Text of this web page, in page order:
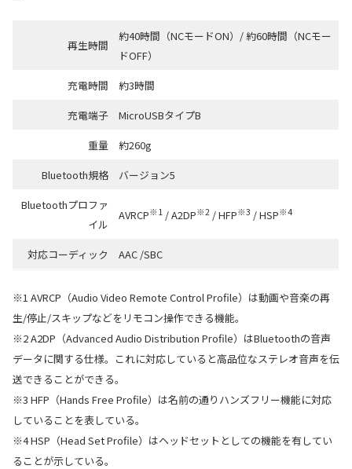
再生時間
約40時間（NCモードON）/ 約60時間（NCモー
ドOFF）
充電時間
約3時間
充電端子
MicroUSBタイプB
重量
約260g
Bluetooth規格
バージョン5
Bluetoothプロファ
イル
AVRCP※1 / A2DP※2 / HFP※3 / HSP※4
対応コーディック AAC /SBC
※1 AVRCP（Audio Video Remote Control Profile）は動画や音楽の再
生/停止/スキップなどをリモコン操作できる機能。
※2 A2DP（Advanced Audio Distribution Profile）はBluetoothの音声
データに関する仕様。これに対応していると高品位なステレオ音声を伝
送できることができる。
※3 HFP（Hands Free Profile）は名前の通りハンズフリー機能に対応
していることを表している。
※4 HSP（Head Set Profile）はヘッドセットとしての機能を有してい
ることが示している。